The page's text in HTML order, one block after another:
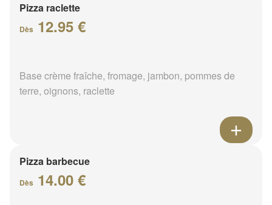
Pizza raclette
Dès 12.95 €
Base crème fraîche, fromage, jambon, pommes de
terre, oignons, raclette
Pizza barbecue
Dès 14.00 €